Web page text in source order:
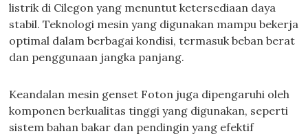
listrik di Cilegon yang menuntut ketersediaan daya
stabil. Teknologi mesin yang digunakan mampu bekerja
optimal dalam berbagai kondisi, termasuk beban berat
dan penggunaan jangka panjang.
Keandalan mesin genset Foton juga dipengaruhi oleh
komponen berkualitas tinggi yang digunakan, seperti
sistem bahan bakar dan pendingin yang efektif